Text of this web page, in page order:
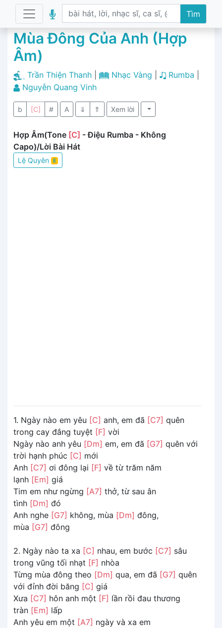
Tìm
Mùa Đông Của Anh (Hợp
Âm)
Trần Thiện Thanh Nhạc Vàng Rumba
Nguyễn Quang Vinh
b [C] # A ⇓ ⇑ Xem lời
Hợp Âm(Tone [C] - Điệu Rumba - Không
Capo)/Lời Bài Hát
Lệ Quyên E
1. Ngày nào em yêu [C] anh, em đã [C7] quên
trong cay đắng tuyệt [F] vời
Ngày nào anh yêu [Dm] em, em đã [G7] quên với
trời hạnh phúc [C] mới
Anh [C7] ơi đông lại [F] về từ trăm năm
lạnh [Em] giá
Tim em như ngừng [A7] thở, từ sau ân
tình [Dm] đó
Anh nghe [G7] không, mùa [Dm] đông,
mùa [G7] đông
2. Ngày nào ta xa [C] nhau, em bước [C7] sâu
trong vũng tối nhạt [F] nhòa
Từng mùa đông theo [Dm] qua, em đã [G7] quên
với đỉnh đời băng [C] giá
Xưa [C7] hôn anh một [F] lần rồi đau thương
tràn [Em] lấp
Anh yêu em một [A7] ngày và xa em